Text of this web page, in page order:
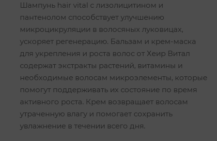
Шампунь hair vital с лизолицитином и
пантенолом способствует улучшению
микроцикруляции в волосяных луковицах,
ускоряет регенерацию. Бальзам и крем-маска
для укрепления и роста волос от Хеир Витал
содержат экстракты растений, витамины и
необходимые волосам микроэлементы, которые
помогут поддерживать их состояние по время
активного роста. Крем возвращает волосам
утраченную влагу и помогает сохранить
увлажнение в течении всего дня.